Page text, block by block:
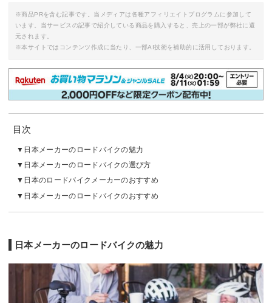
※商品PRを含む記事です。当メディアは各種アフィリエイトプログラムに参加して
います。当サービスの記事で紹介している商品を購入すると、売上の一部が弊社に還
元されます。
※本サイトではコンテンツ作成に当たり、一部AI技術を補助的に活用しております。
目次
日本メーカーのロードバイクの魅力
日本メーカーのロードバイクの選び方
日本のロードバイクメーカーのおすすめ
日本メーカーのロードバイクのおすすめ
日本メーカーのロードバイクの魅力